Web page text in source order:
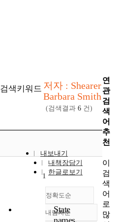
검색키워드 저자 : Shearer
Barbara Smith
(검색결과 6 건)
내보내기
내책장담기
한글로보기
정확도순
정확도
내림차순
1
State
연
관
검
색
어
추
천
이
검
색
어
로
많